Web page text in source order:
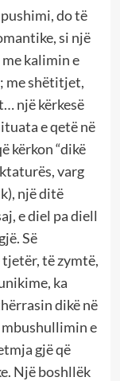
do të
si një
kalimin e
me shëtitjet,
një kërkesë
e qetë në
kërkon “dikë
varg
një ditë
e diel pa diell
Së
të zymtë,
ka
dikë në
e
gjë që
Një boshllëk